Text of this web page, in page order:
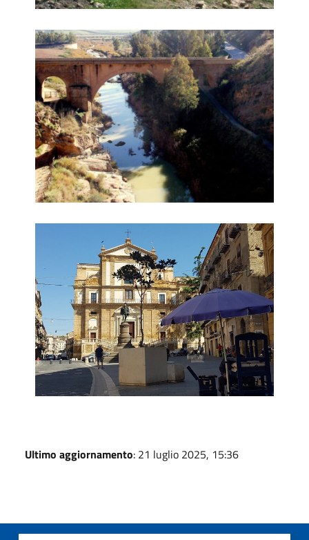
Ponte Capodarso
Ultimo aggiornamento: 21 luglio 2025, 15:36